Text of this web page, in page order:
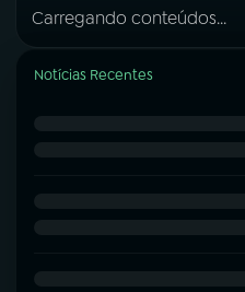
Carregando conteúdos...
Notícias Recentes